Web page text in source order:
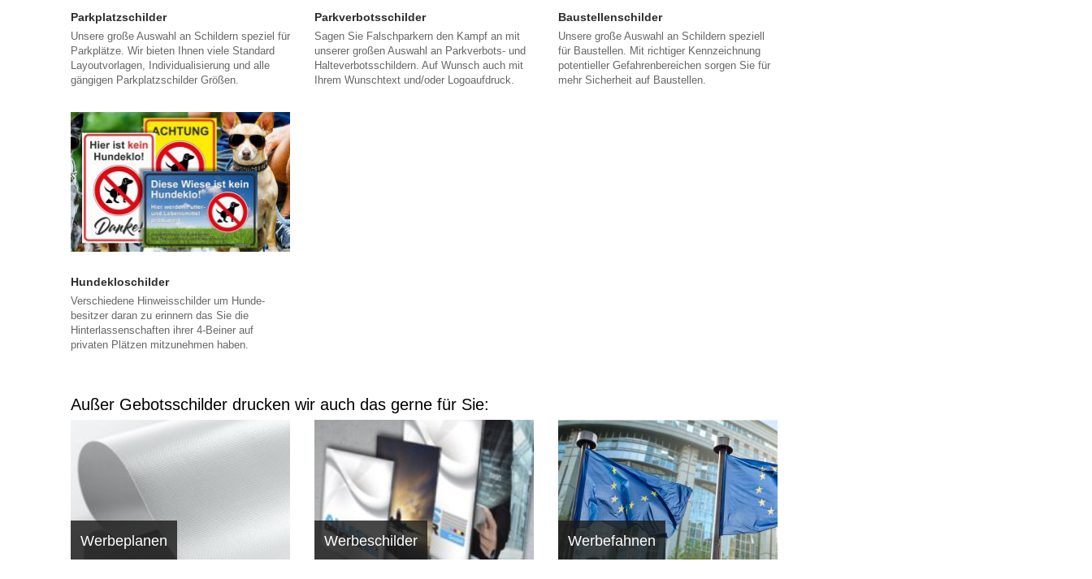
Parkplatzschilder
Unsere große Auswahl an Schildern speziel für
Parkplätze. Wir bieten Ihnen viele Standard
Layoutvorlagen, Individualisierung und alle
gängigen Parkplatzschilder Größen.
Parkverbotsschilder
Sagen Sie Falschparkern den Kampf an mit
unserer großen Auswahl an Parkverbots- und
Halteverbotsschildern. Auf Wunsch auch mit
Ihrem Wunschtext und/oder Logoaufdruck.
Baustellenschilder
Unsere große Auswahl an Schildern speziell
für Baustellen. Mit richtiger Kennzeichnung
potentieller Gefahrenbereichen sorgen Sie für
mehr Sicherheit auf Baustellen.
Hundekloschilder
Verschiedene Hinweisschilder um Hunde-
besitzer daran zu erinnern das Sie die
Hinterlassenschaften ihrer 4-Beiner auf
privaten Plätzen mitzunehmen haben.
Außer Gebotsschilder drucken wir auch das gerne für Sie:
Werbeplanen Werbeschilder Werbefahnen